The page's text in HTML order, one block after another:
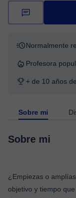
Normalmente
Profesora
+ de 10 años
Sobre mi
Sobre mi
¿Empiezas o
objetivo y tiempo